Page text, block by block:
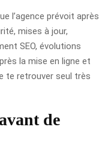
l’agence prévoit après
mises à jour,
SEO, évolutions
la mise en ligne et
te retrouver seul très
de